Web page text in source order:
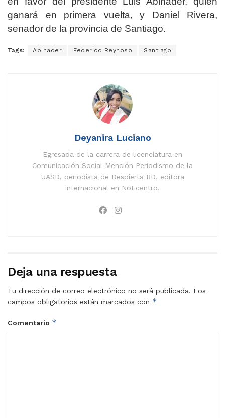
ganará en primera vuelta, y Daniel Rivera,
senador de la provincia de Santiago.
Tags: Abinader Federico Reynoso Santiago
Deyanira Luciano
Egresada de la carrera de licenciatura en
Comunicación Social Mención Periodismo de la
UASD, periodista de Despierta RD, editora
internacional en Noticentro.
Deja una respuesta
Tu dirección de correo electrónico no será publicada. Los
campos obligatorios están marcados con *
Comentario *